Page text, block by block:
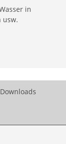
in
usw.
Downloads